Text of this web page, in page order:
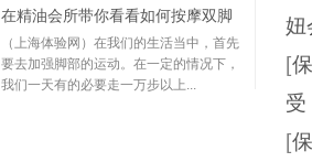
在精油会所带你看看如何按摩双脚
（上海体验网）在我们的生活当中，首先
要去加强脚部的运动。在一定的情况下，
我们一天有的必要走一万步以上...
妞
[
受
[